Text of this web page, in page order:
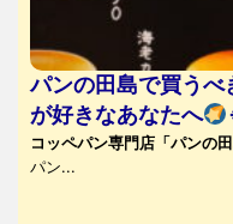
パンの田島で買う
が好きなあなたへ
コッペパン専門店「パンの田
パン...